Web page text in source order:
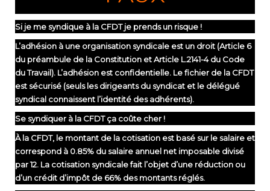
Si je me syndique à la CFDT je prends un risque !
L’adhésion à une organisation syndicale est un droit (Article 6
du préambule de la Constitution et Article L.2141-4 du Code
du Travail). L’adhésion est confidentielle. Le fichier de la CFDT
est sécurisé (seuls les dirigeants du syndicat et le délégué
syndical connaissent l’identité des adhérents).
Se syndiquer à la CFDT ça coûte cher !
À la CFDT, le montant de la cotisation est basé sur le salaire et
correspond à 0.85% du salaire annuel net imposable divisé
par 12. La cotisation syndicale fait l’objet d’une réduction ou
d’un crédit d’impôt de 66% des montants réglés.